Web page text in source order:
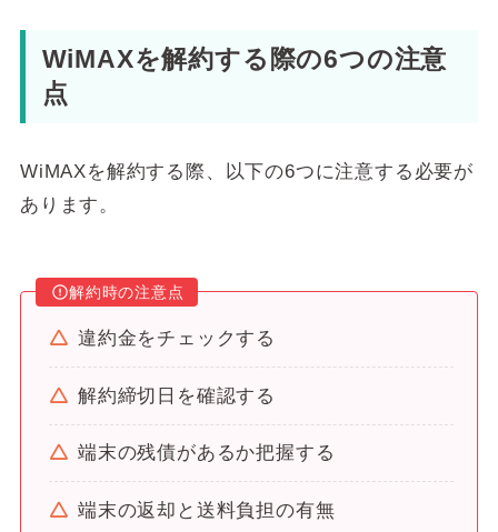
WiMAXを解約する際の6つの注意
点
WiMAXを解約する際、以下の6つに注意する必要が
あります。
解約時の注意点
違約金をチェックする
解約締切日を確認する
端末の残債があるか把握する
端末の返却と送料負担の有無